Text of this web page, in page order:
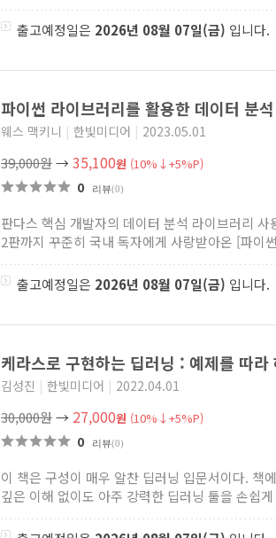
출고예정일은 2026년 08월 07일(금) 입니다.
파이썬 라이브러리를 활용한 데이터 분
웨스 맥키니 | 한빛미디어 | 2023.05.01
39,000원→35,100원 (10%↓+5%P)
0 리뷰(0)
판다스 핵심 개발자의 데이터 분석 라이브러리
2판까지 꾸준히 국내 독자에게 사랑받아온 [파이
출고예정일은 2026년 08월 07일(금) 입니다.
케라스로 구현하는 딥러닝 : 예제를 따
김성진 | 한빛미디어 | 2022.04.01
30,000원→ 27,000원 (10%↓+5%P)
0 리뷰(0)
이 책은 구성이 매우 알찬 딥러닝 입문서이다. 책
깊은 이해 없이도 아주 강력한 딥러닝 툴을 손쉽